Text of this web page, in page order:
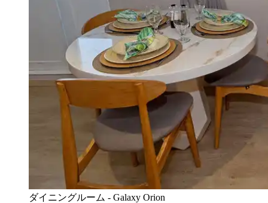
ダイニングルーム - Galaxy Orion